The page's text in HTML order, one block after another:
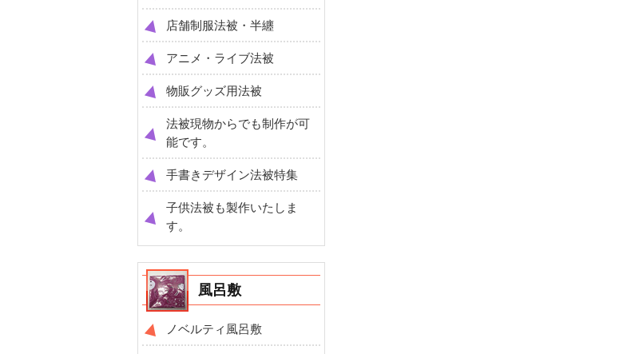
店舗制服法被・半纏
アニメ・ライブ法被
物販グッズ用法被
法被現物からでも制作が可
能です。
手書きデザイン法被特集
子供法被も製作いたしま
す。
風呂敷
ノベルティ風呂敷